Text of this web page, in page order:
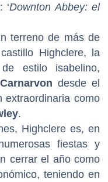
‘Downton Abbey: el
terreno de más de
Highclere, la
estilo isabelino,
desde el
extraordinaria como
.
Highclere es, en
fiestas y
cerrar el año como
teniendo en